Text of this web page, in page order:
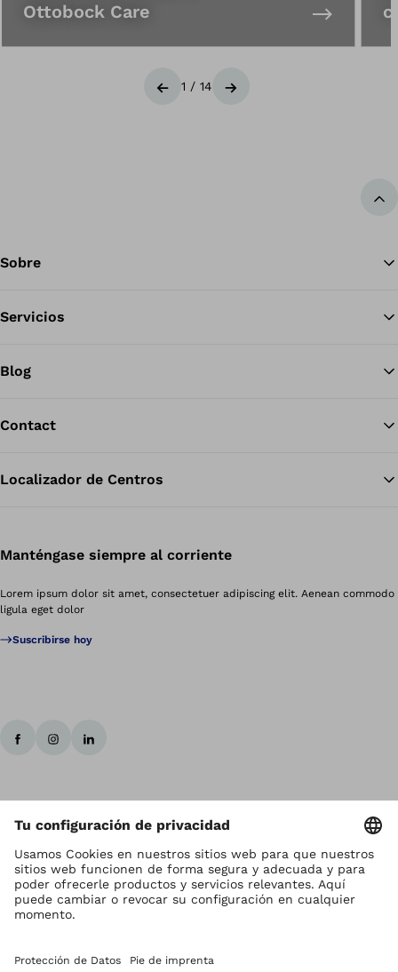
Ottobock Care
Anterior
1 / 14 Siguiente
Sobre
Servicios
Blog
Contact
Localizador de Centros
Manténgase siempre al corriente
Lorem ipsum dolor sit amet, consectetuer adipiscing elit. Aenean commodo
ligula eget dolor
Suscribirse hoy
Los derechos de autor son propiedad de Ottobock
Ajustes de la protección de datos